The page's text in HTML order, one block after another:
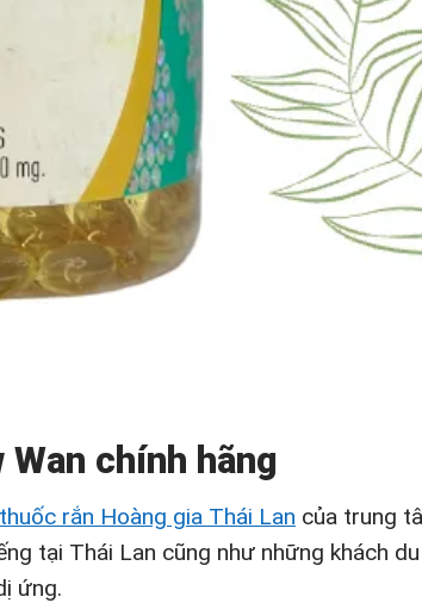
chính hãng
thuốc rắn Hoàng gia Thái Lan của trung
tại Thái Lan cũng như những khách
ứng.